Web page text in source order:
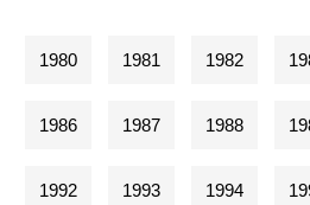
1980 1981 1982
1986 1987 1988
1992 1993 1994